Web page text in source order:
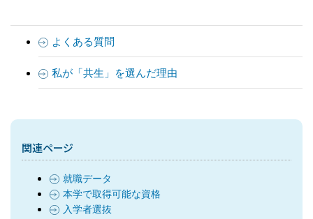
よくある質問
私が「共生」を選んだ理由
関連ページ
就職データ
本学で取得可能な資格
入学者選抜